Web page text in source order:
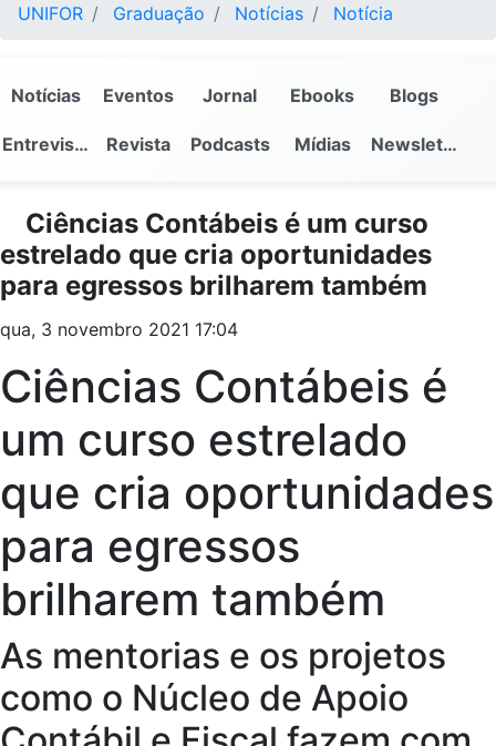
UNIFOR Graduação Notícias Notícia
Notícias Eventos Jornal Ebooks Blogs
Entrevistas Revista Podcasts Mídias Newsletter
Ciências Contábeis é um curso
estrelado que cria oportunidades
para egressos brilharem também
qua, 3 novembro 2021 17:04
Ciências Contábeis é
um curso estrelado
que cria oportunidades
para egressos
brilharem também
As mentorias e os projetos
como o Núcleo de Apoio